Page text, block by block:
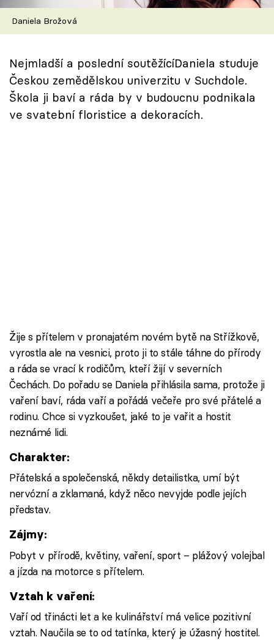
Speciál: Cuketa
Těhotnej kuchař
Sledujte prima+
Přihlášení
Daniela Brožová
Nejmladší a poslední soutěžícíDaniela studuje
Českou zemědělskou univerzitu v Suchdole.
Škola ji baví a ráda by v budoucnu podnikala
ve svatební floristice a dekoracích.
Žije s přítelem v pronajatém novém bytě na Střížkově,
vyrostla ale na vesnici, proto ji to stále táhne do přírody
a ráda se vrací k rodičům, kteří žijí v severních
Čechách. Do pořadu se Daniela přihlásila sama, protože ji
vaření baví, ráda vaří a pořádá večeře pro své přátelé a
rodinu. Chce si vyzkoušet, jaké to je vařit a hostit
neznámé lidi.
Charakter:
Přátelská a společenská, někdy detailistka, umí být
nervózní a zklamaná, když něco nevyjde podle jejích
představ.
Zájmy:
Pobyt v přírodě, květiny, vaření, sport – plážový volejbal
a jízda na motorce s přítelem.
Vztah k vaření:
Vaří od třinácti let a ke kulinářství má velice pozitivní
vztah. Naučila se to od tatínka, který je úžasný hostitel.